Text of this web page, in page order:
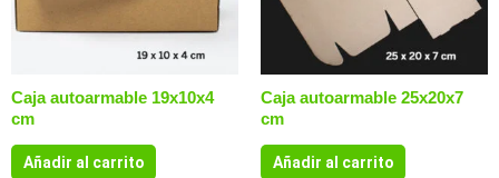
Caja autoarmable 19x10x4
cm
Añadir al carrito
Caja autoarmable 25x20x7
cm
Añadir al carrito